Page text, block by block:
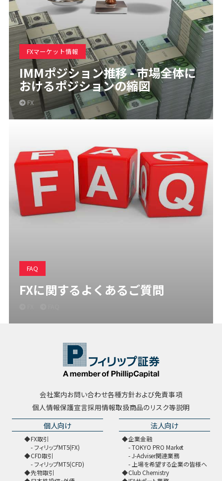
FXマーケット情報
IMMポジション推移 - 市場全体に
おけるポジションの縮図
FX
FAQ
FXに関するよくあるご質問
会社案内お問い合わせ各種方針および免責事項
個人情報保護宣言採用情報取扱商品のリスク等説明
個人向け
FX取引
フィリップMT5(FX)
CFD取引
フィリップMT5(CFD)
先物取引
法人向け
企業金融
TOKYO PRO Market
J-Adviser関連業務
上場を希望する企業の皆様へ
Club Chemistry